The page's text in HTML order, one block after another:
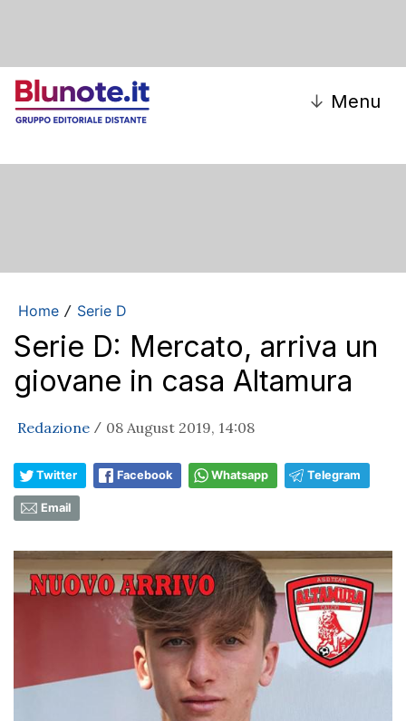
↓ Menu
Home / Serie D
Serie D: Mercato, arriva un
giovane in casa Altamura
Redazione / 08 August 2019, 14:08
Twitter Facebook Whatsapp Telegram
Email